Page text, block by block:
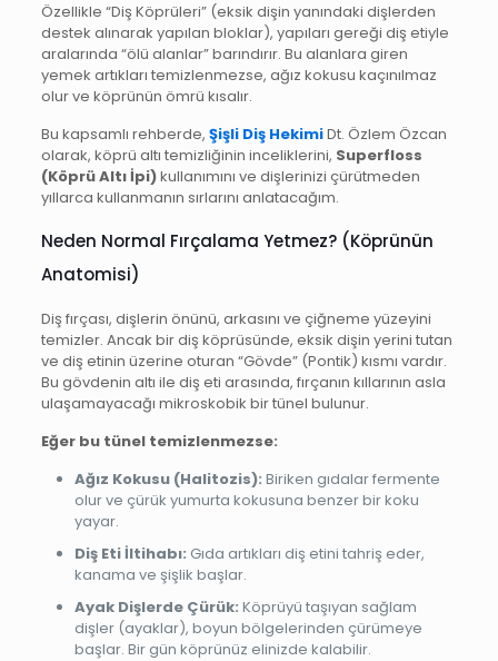
Özellikle “Diş Köprüleri” (eksik dişin yanındaki dişlerden
destek alınarak yapılan bloklar), yapıları gereği diş etiyle
aralarında “ölü alanlar” barındırır. Bu alanlara giren
yemek artıkları temizlenmezse, ağız kokusu kaçınılmaz
olur ve köprünün ömrü kısalır.
Bu kapsamlı rehberde, Şişli Diş HekimiDt. Özlem Özcan
olarak, köprü altı temizliğinin inceliklerini, Superfloss
(Köprü Altı İpi)kullanımını ve dişlerinizi çürütmeden
yıllarca kullanmanın sırlarını anlatacağım.
Neden Normal Fırçalama Yetmez? (Köprünün
Anatomisi)
Diş fırçası, dişlerin önünü, arkasını ve çiğneme yüzeyini
temizler. Ancak bir diş köprüsünde, eksik dişin yerini tutan
ve diş etinin üzerine oturan “Gövde” (Pontik) kısmı vardır.
Bu gövdenin altı ile diş eti arasında, fırçanın kıllarının asla
ulaşamayacağı mikroskobik bir tünel bulunur.
Eğer bu tünel temizlenmezse:
Ağız Kokusu (Halitozis): Biriken gıdalar fermente
olur ve çürük yumurta kokusuna benzer bir koku
yayar.
Diş Eti İltihabı: Gıda artıkları diş etini tahriş eder,
kanama ve şişlik başlar.
Ayak Dişlerde Çürük: Köprüyü taşıyan sağlam
dişler (ayaklar), boyun bölgelerinden çürümeye
başlar. Bir gün köprünüz elinizde kalabilir.